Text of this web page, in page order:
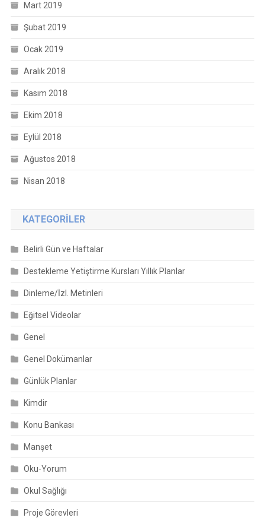
Mart 2019
Şubat 2019
Ocak 2019
Aralık 2018
Kasım 2018
Ekim 2018
Eylül 2018
Ağustos 2018
Nisan 2018
KATEGORILER
Belirli Gün ve Haftalar
Destekleme Yetiştirme Kursları Yıllık Planlar
Dinleme/İzl. Metinleri
Eğitsel Videolar
Genel
Genel Dokümanlar
Günlük Planlar
Kimdir
Konu Bankası
Manşet
Oku-Yorum
Okul Sağlığı
Proje Görevleri